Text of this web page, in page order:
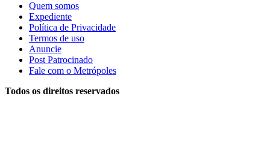
Quem somos
Expediente
Política de Privacidade
Termos de uso
Anuncie
Post Patrocinado
Fale com o Metrópoles
Todos os direitos reservados